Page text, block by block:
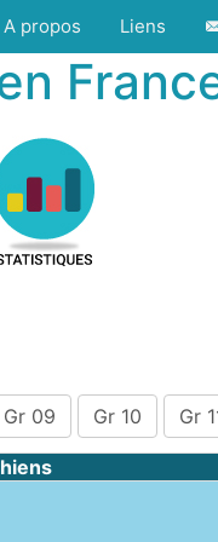
A propos Liens
Gr 09 Gr 10 Gr